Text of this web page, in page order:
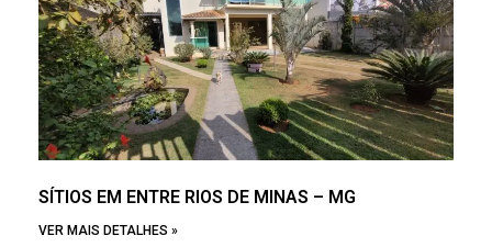
SÍTIOS EM ENTRE RIOS DE MINAS – MG
VER MAIS DETALHES »